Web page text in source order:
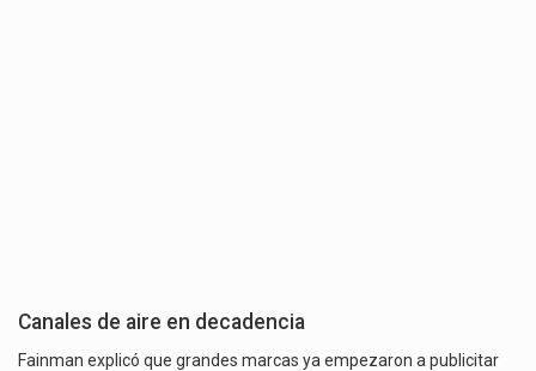
Canales de aire en decadencia
Fainman explicó que grandes marcas ya empezaron a publicitar